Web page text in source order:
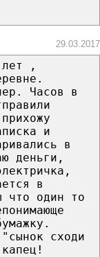
29.03.2017
,
Часов в
и
в
деньги,
в
что один то
сходи